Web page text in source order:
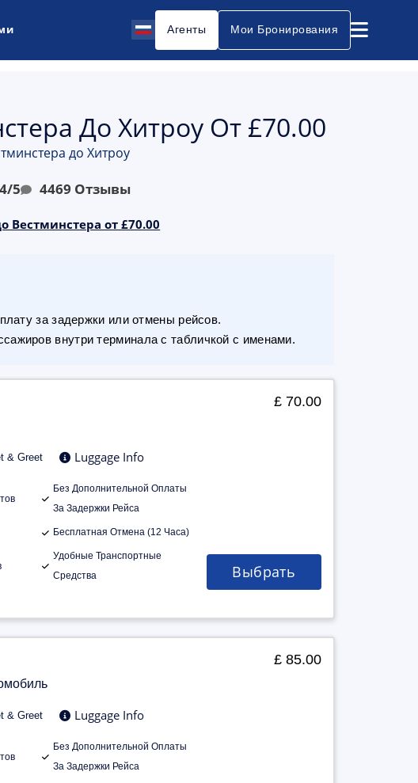
Агенты Мои Бронирования
До Хитроу От £70.00
до Хитроу
/5 4469 Отзывы
Вестминстера от £70.00
за задержки или отмены рейсов.
внутри терминала с табличкой с именами.
& Greet Luggage Info
Без Дополнительной Оплаты
За Задержки Рейса
Бесплатная Отмена (12 Часа)
Удобные Транспортные
Средства
£ 70.00
Выбрать
& Greet Luggage Info
Без Дополнительной Оплаты
За Задержки Рейса
£ 85.00